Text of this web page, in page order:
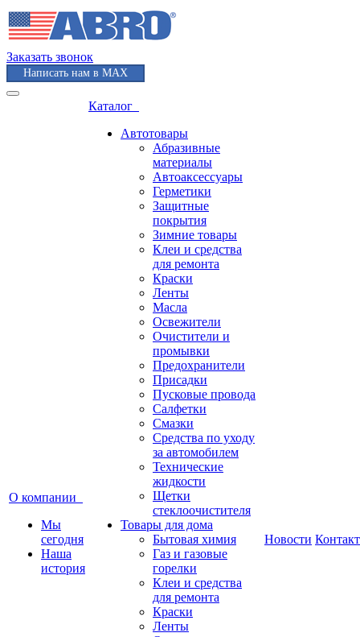
Заказать звонок
Написать нам в MAX
О компании
Мы
сегодня
Наша
история
Каталог
Автотовары
Абразивные
материалы
Автоаксессуары
Герметики
Защитные
покрытия
Зимние товары
Клеи и средства
для ремонта
Краски
Ленты
Масла
Освежители
Очистители и
промывки
Предохранители
Присадки
Пусковые провода
Салфетки
Смазки
Средства по уходу
за автомобилем
Технические
жидкости
Щетки
стеклоочистителя
Товары для дома
Бытовая химия
Газ и газовые
горелки
Клеи и средства
для ремонта
Краски
Ленты
Новости